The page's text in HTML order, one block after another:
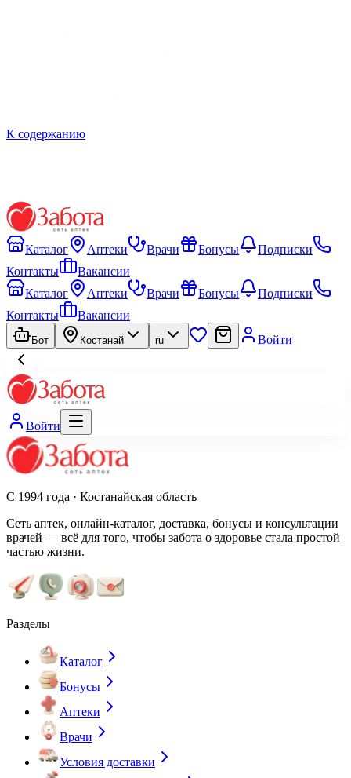
К содержанию
Каталог Аптеки Врачи Бонусы
Подписки
Контакты
Вакансии
Каталог
Аптеки Врачи Бонусы
Подписки
Контакты
Вакансии
Бот Костанай ru Войти
Войти
С 1994 года · Костанайская область
Сеть аптек, онлайн-каталог, доставка, бонусы и консультации
врачей — всё для того, чтобы забота о здоровье стала простой
частью жизни.
Разделы
Каталог
Бонусы
Аптеки
Врачи
Условия доставки